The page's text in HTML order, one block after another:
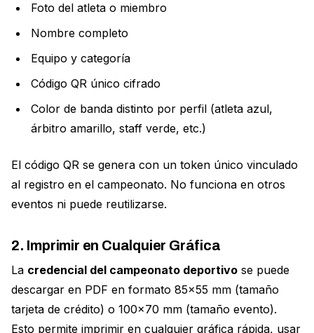
Foto del atleta o miembro
Nombre completo
Equipo y categoría
Código QR único cifrado
Color de banda distinto por perfil (atleta azul,
árbitro amarillo, staff verde, etc.)
El código QR se genera con un token único vinculado
al registro en el campeonato. No funciona en otros
eventos ni puede reutilizarse.
2. Imprimir en Cualquier Gráfica
La credencial del campeonato deportivo se puede
descargar en PDF en formato 85×55 mm (tamaño
tarjeta de crédito) o 100×70 mm (tamaño evento).
Esto permite imprimir en cualquier gráfica rápida, usar